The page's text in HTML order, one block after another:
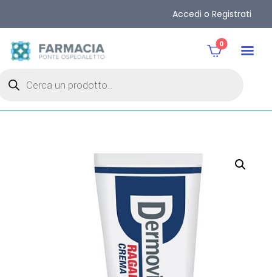
Accedi o Registrati
0